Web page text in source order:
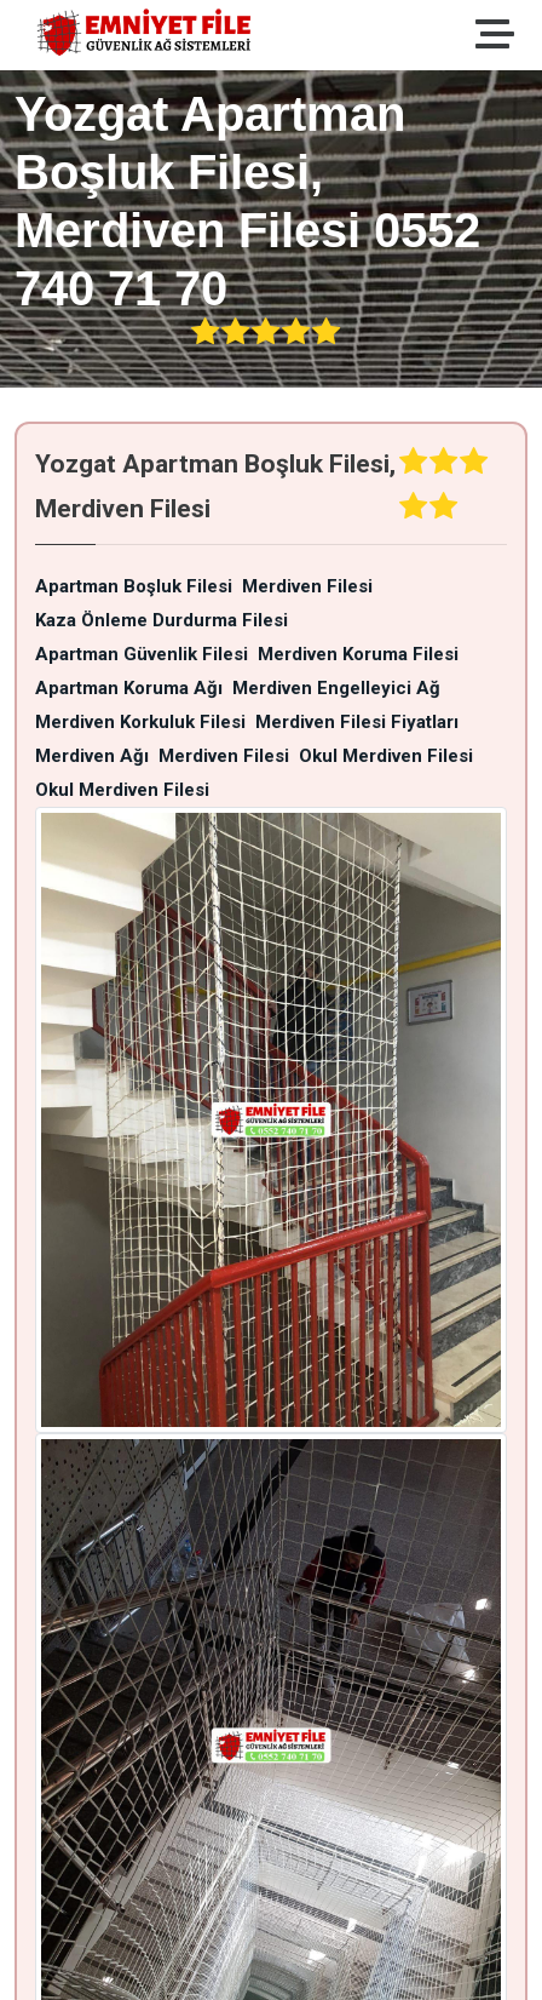
Yozgat Apartman
Boşluk Filesi,
Merdiven Filesi 0552
740 71 70
Yozgat Apartman Boşluk Filesi,
Merdiven Filesi
Apartman Boşluk Filesi Merdiven Filesi
Kaza Önleme Durdurma Filesi
Apartman Güvenlik Filesi Merdiven Koruma Filesi
Apartman Koruma Ağı Merdiven Engelleyici Ağ
Merdiven Korkuluk Filesi Merdiven Filesi Fiyatları
Merdiven Ağı Merdiven Filesi Okul Merdiven Filesi
Okul Merdiven Filesi